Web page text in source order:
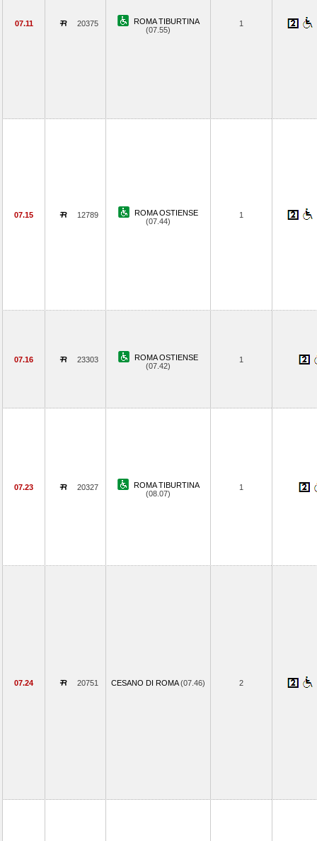
07.11 20375
ROMA TIBURTINA
(07.55)
1
07.15 12789
ROMA OSTIENSE
(07.44)
1
07.16 23303
ROMA OSTIENSE
(07.42)
1
07.23 20327
ROMA TIBURTINA
(08.07)
1
07.24 20751 CESANO DI ROMA(07.46) 2